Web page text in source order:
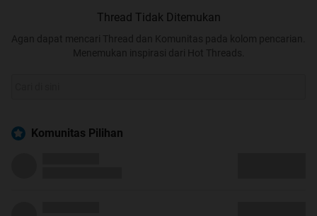
Thread Tidak Ditemukan
Agan dapat mencari Thread dan Komunitas pada kolom pencarian.
Menemukan inspirasi dari Hot Threads.
Komunitas Pilihan